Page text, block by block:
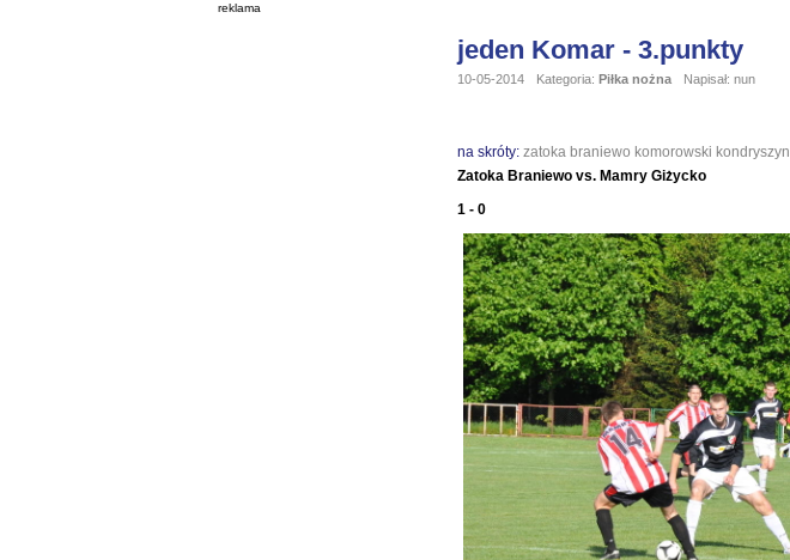
reklama
jeden Komar - 3.punkty
10-05-2014 Kategoria: Piłka nożna Napisał: nun
na skróty: zatoka braniewo komorowski kondryszyn
Zatoka Braniewo vs. Mamry Giżycko
1 - 0